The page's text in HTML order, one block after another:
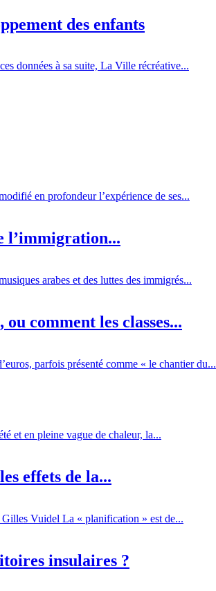
des enfants
données à sa suite, La Ville récréative...
en profondeur l’expérience de ses...
l’immigration...
arabes et des luttes des immigrés...
comment les classes...
parfois présenté comme « le chantier du...
et en pleine vague de chaleur, la...
effets de la...
Vuidel La « planification » est de...
insulaires ?